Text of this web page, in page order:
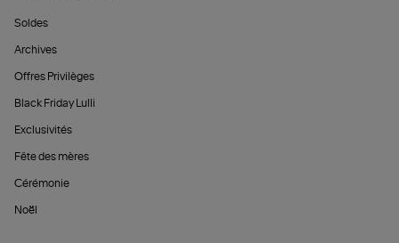
Soldes
Archives
Offres Privilèges
Black Friday Lulli
Exclusivités
Fête des mères
Cérémonie
Noël